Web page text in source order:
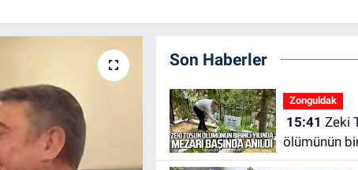
Son Haberler
Zonguldak
15:41
ölümünün
mezarı